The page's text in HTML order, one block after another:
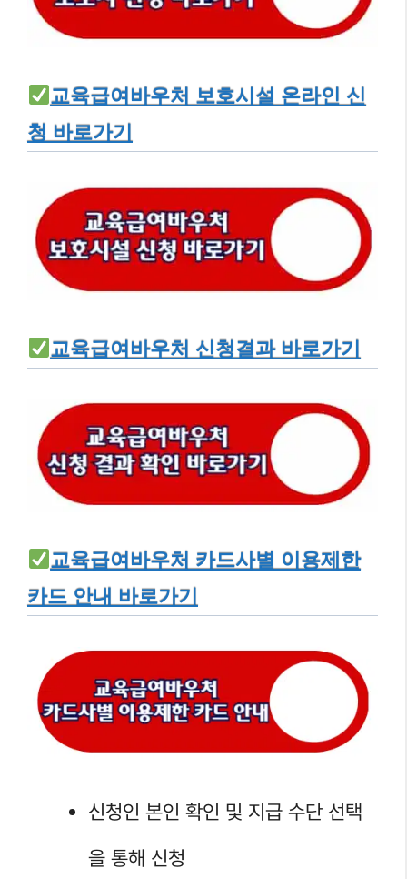
교육급여바우처 보호시설 온라인 신
청 바로가기
교육급여바우처 신청결과 바로가기
교육급여바우처 카드사별 이용제한
카드 안내 바로가기
신청인 본인 확인 및 지급 수단 선택
을 통해 신청